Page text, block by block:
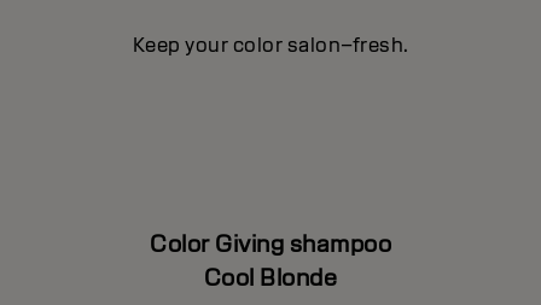
Keep your color salon–fresh.
Color Giving shampoo
Cool Blonde